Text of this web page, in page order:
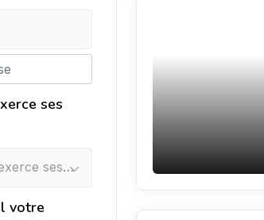
ses
Où votre entreprise exerce ses activités ?
votre